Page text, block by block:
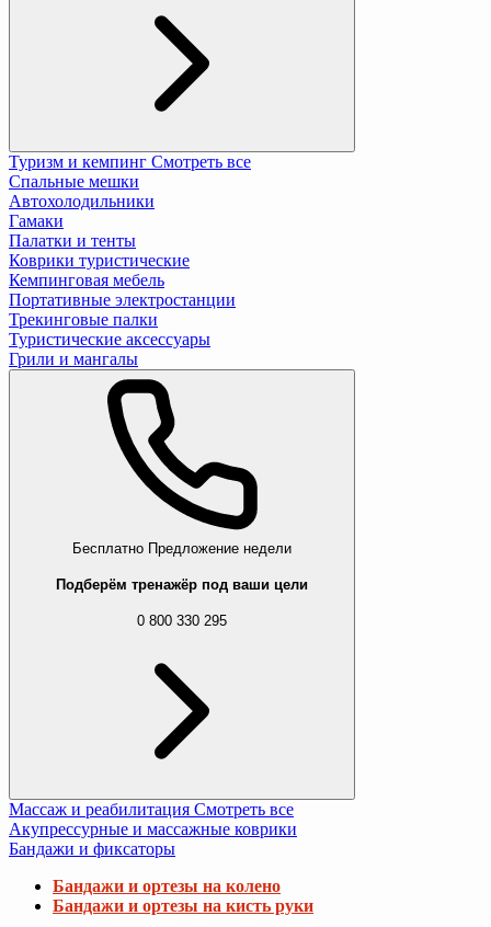
Туризм и кемпинг Смотреть все
Спальные мешки
Автохолодильники
Гамаки
Палатки и тенты
Коврики туристические
Кемпинговая мебель
Портативные электростанции
Трекинговые палки
Туристические аксессуары
Грили и мангалы
Бесплатно Предложение недели
Подберём тренажёр под ваши цели
0 800 330 295
Массаж и реабилитация Смотреть все
Акупрессурные и массажные коврики
Бандажи и фиксаторы
Бандажи и ортезы на колено
Бандажи и ортезы на кисть руки